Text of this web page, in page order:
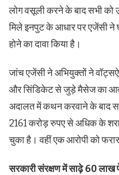
लोग वसूली करने के बाद सभी को
मिले इनपुट के आधार पर एजेंसी ने
होने का दावा किया है।
जांच एजेंसी ने अभियुक्तों ने
और सिंडिकेट से जुड़े मैसेज का
अदालत में कथन करवाने के बाद
2161 करोड़ रुपए से अधिक के
चुका है। वहीं एक आरोपी को फरार
सरकारी संरक्षण में साढ़े 60 लाख